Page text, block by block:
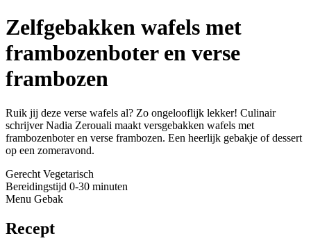
Zelfgebakken wafels met
frambozenboter en verse
frambozen
Ruik jij deze verse wafels al? Zo ongelooflijk lekker! Culinair
schrijver Nadia Zerouali maakt versgebakken wafels met
frambozenboter en verse frambozen. Een heerlijk gebakje of dessert
op een zomeravond.
Gerecht Vegetarisch
Bereidingstijd 0-30 minuten
Menu Gebak
Recept